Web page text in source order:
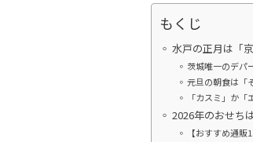
もくじ
水戸の正月は「
茨城唯一のデパ
元旦の朝食は「
「カスミ」か
2026年のおせち
【おすすめ通